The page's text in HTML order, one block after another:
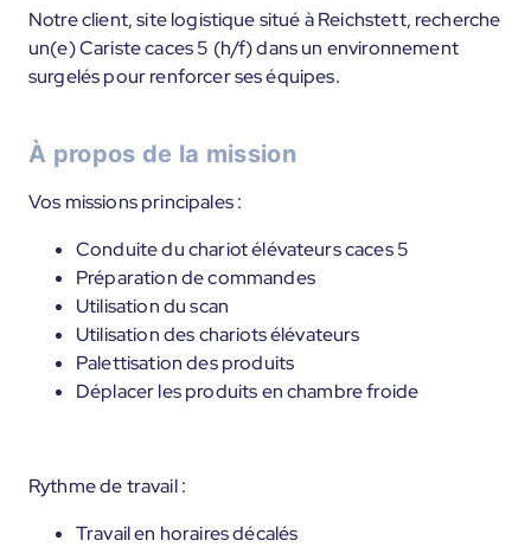
Notre client, site logistique situé à Reichstett, recherche
un(e) Cariste caces 5 (h/f) dans un environnement
surgelés pour renforcer ses équipes.
À propos de la mission
Vos missions principales :
Conduite du chariot élévateurs caces 5
Préparation de commandes
Utilisation du scan
Utilisation des chariots élévateurs
Palettisation des produits
Déplacer les produits en chambre froide
Rythme de travail :
Travail en horaires décalés